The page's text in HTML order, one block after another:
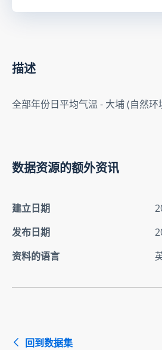
描述
全部年份日平均气温 - 大埔 (自然
数据资源的额外资讯
建立日期
发布日期
资料的语言
回到数据集